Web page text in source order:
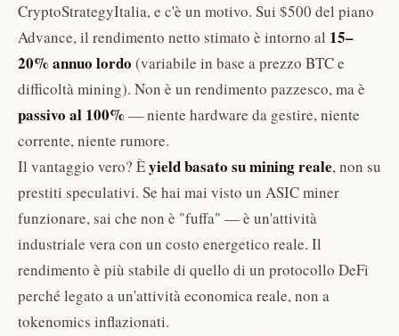
CryptoStrategyItalia, e c'è un motivo. Sui $500 del piano
Advance, il rendimento netto stimato è intorno al 15–
20% annuo lordo (variabile in base a prezzo BTC e
difficoltà mining). Non è un rendimento pazzesco, ma è
passivo al 100% — niente hardware da gestire, niente
corrente, niente rumore.
Il vantaggio vero? Èyield basato su mining reale, non su
prestiti speculativi. Se hai mai visto un ASIC miner
funzionare, sai che non è "fuffa" — è un'attività
industriale vera con un costo energetico reale. Il
rendimento è più stabile di quello di un protocollo DeFi
perché legato a un'attività economica reale, non a
tokenomics inflazionati.